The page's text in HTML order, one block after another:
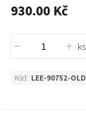
930.00 Kč
ks
Kód: LEE-90752-OLD